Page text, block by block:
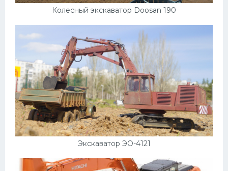
Колесный экскаватор Doosan 190
Экскаватор ЭО-4121